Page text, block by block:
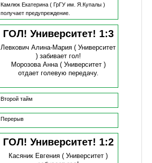
Камлюк Екатерина( ГрГУ им. Я.Купалы )
получает предупреждение.
ГОЛ! Университет! 1:3
Левкович Алина-Мария ( Университет
) забивает гол!
Морозова Анна( Университет )
отдает голевую передачу.
Второй тайм
Перерыв
ГОЛ! Университет! 1:2
Касяник Евгения ( Университет )